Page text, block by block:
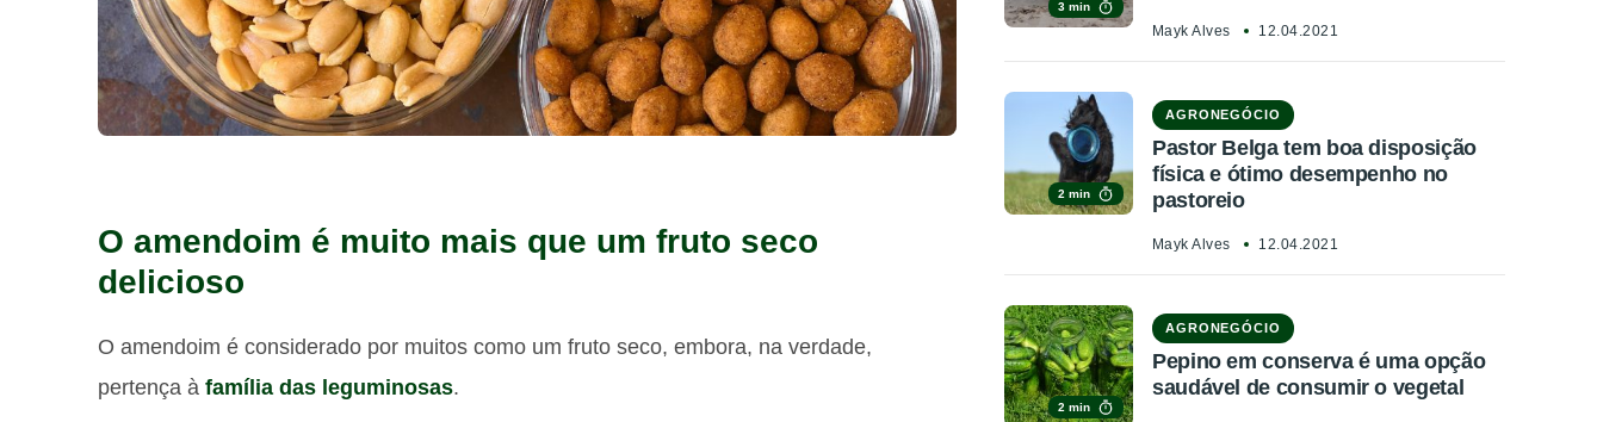
O amendoim é muito mais que um fruto seco
delicioso
O amendoim é considerado por muitos como um fruto seco, embora, na verdade,
pertença à família das leguminosas.
3 min
Mayk Alves 12.04.2021
2 min
AGRONEGÓCIO
Pastor Belga tem boa disposição
física e ótimo desempenho no
pastoreio
Mayk Alves 12.04.2021
2 min
AGRONEGÓCIO
Pepino em conserva é uma opção
saudável de consumir o vegetal